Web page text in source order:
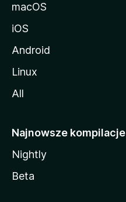
macOS
iOS
Android
Linux
All
Najnowsze kompilacje
Nightly
Beta